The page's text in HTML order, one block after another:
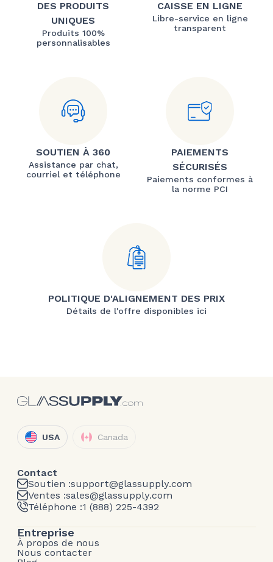
DES PRODUITS
UNIQUES
Produits 100%
personnalisables
CAISSE EN LIGNE
Libre-service en ligne
transparent
SOUTIEN À 360
Assistance par chat,
courriel et téléphone
PAIEMENTS
SÉCURISÉS
Paiements conformes à
la norme PCI
POLITIQUE D'ALIGNEMENT DES PRIX
Détails de l'offre disponibles ici
USA Canada
Contact
Soutien :support@glassupply.com
Ventes :sales@glassupply.com
Téléphone :1 (888) 225-4392
Entreprise
À propos de nous
Nous contacter